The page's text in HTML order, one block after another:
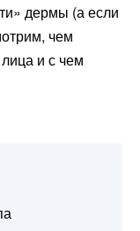
дермы (а если
чем
и с чем